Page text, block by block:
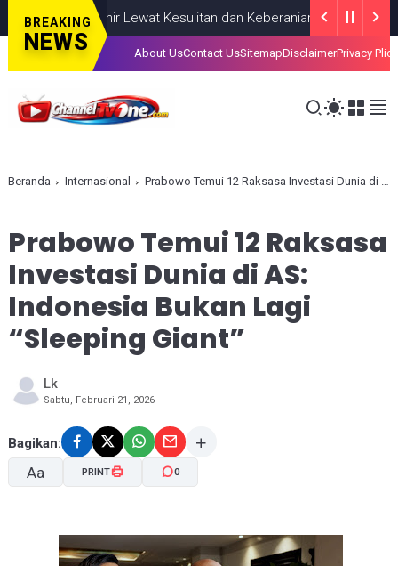
BREAKING
NEWS
Lahir Lewat Kesulitan dan Keberanian NASIONAL AUGUST
About UsContact UsSitemapDisclaimerPrivacy Plice
Beranda Internasional Prabowo Temui 12 Raksasa Investasi Dunia di AS: Indonesia Bukan Lagi “Sleeping Giant”
Prabowo Temui 12 Raksasa
Investasi Dunia di AS:
Indonesia Bukan Lagi
“Sleeping Giant”
Lk
Sabtu, Februari 21, 2026
Bagikan:
Aa
A- A+
PRINT 0